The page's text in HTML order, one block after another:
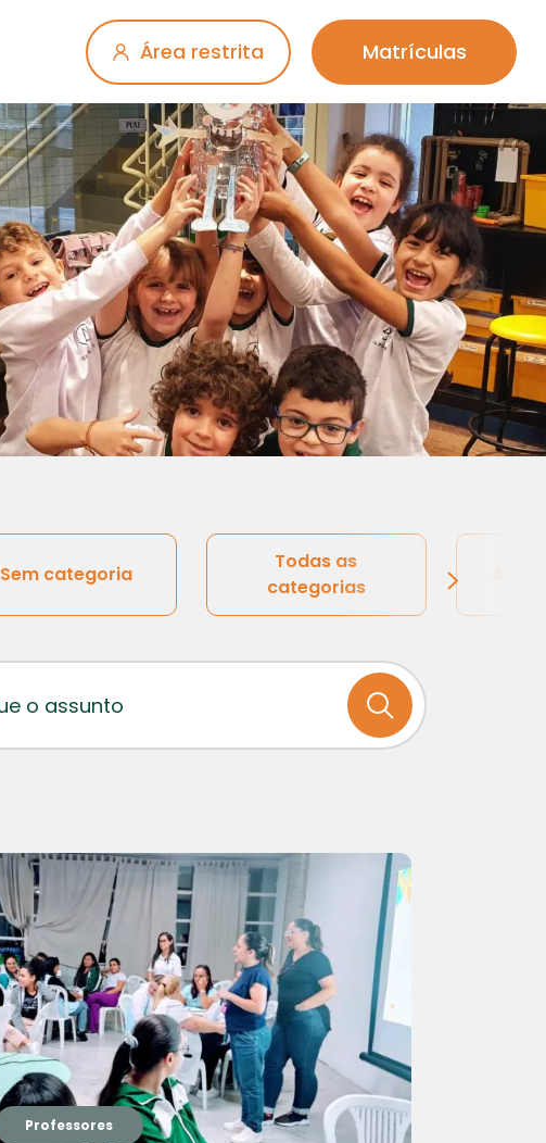
Área restrita Matrículas
Sem categoria
Todas as
categorias
Professores